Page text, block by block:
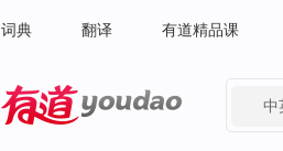
词典 翻译 有道精品课
中